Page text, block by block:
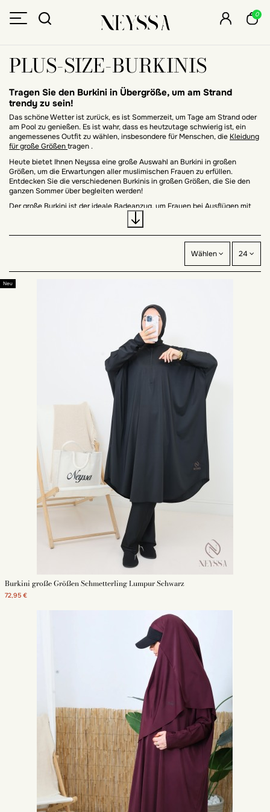
0
PLUS-SIZE-BURKINIS
Tragen Sie den Burkini in Übergröße, um am Strand
trendy zu sein!
Das schöne Wetter ist zurück, es ist Sommerzeit, um Tage am Strand oder
am Pool zu genießen. Es ist wahr, dass es heutzutage schwierig ist, ein
angemessenes Outfit zu wählen, insbesondere für Menschen, die Kleidung
für große Größentragen .
Heute bietet Ihnen Neyssa eine große Auswahl an Burkini in großen
Größen, um die Erwartungen aller muslimischen Frauen zu erfüllen.
Entdecken Sie die verschiedenen Burkinis in großen Größen, die Sie den
ganzen Sommer über begleiten werden!
Der große Burkini ist der ideale Badeanzug, um Frauen bei Ausflügen mit
Modellen, die sofort in unserem neyssa Store erhältlich sind - shop.com.
Gemusterte Modelle, um noch origineller zu sein und einen einzigen großen
haben die Wahl!
Wie wählt man seinen Burkini in großen Größen aus?
Strand in ihrer Kleidung wohl fühlen möchten. Während der
Schwangerschaft ist er der perfekte Badeanzug. Es handelt sich um einen
Burkini, der wie jeder Badeanzug zum Schwimmen, für Wassersport oder
einfach zum Flanieren am Wasser geeignet ist. Der Lycra-Stoff verleiht
ihm einen unvergleichlichen Komfort. Im Gegensatz zum Bikini gibt es den
Burkini in einer Einheitsgröße, die alle Größen von 36 bis 54 umfasst, also
von S bis XXL. Die Auswahl des Burkini in großen Größen erfolgt
hauptsächlich nach Farbpräferenzen. Dieser Badeanzug in muslimischen
großen Größen kann nach verschiedenen Kriterien getragen werden.
Der Burkini in großen Größen für die Schwangerschaft
Ideal für die Schwangerschaft wird der Burkini in großen Größen alle
schwangeren Frauen begeistern. Der Komfort und die Bewegungsfreiheit,
die er bietet, sind unvergleichlich. Für eine optimale Abdeckung wählen Sie
am besten
Modelle mit Schmetterlingsstil oder ausgestellten Stilen.
dem Verlassen des Wassers stehen Ihnen verschiedene Optionen zur
Verfügung. Sie können sich für einen Überwurf oder einen Wickelrock
entscheiden, um Ihre Formen zu bedecken.
Ein Burkini für Frauen, die große Kleidung tragen
Für Frauen, die große Kleidung tragen, ist es nicht immer einfach, einen
passenden muslimischen Badeanzug zu finden. Der Burkini in großen
Größen ist der perfekte Badeanzug für diese Frauen. Er ist bedeckend und
elegant, deckt die Rundungen ab und bietet dabei ein schickes und
zurückhaltendes Erscheinungsbild.
Ein Badeanzug für Frauen, die sich ein extra großes
Einige Frauen möchten sich am Strand in ihrer Kleidung wohlfühlen. Es ist
wichtig für sie, einen Badeanzug anbieten zu können, der ihren
Unsere Modelle des Burkini in großen Größen
Der Burkini in großen Größen besteht normalerweise aus 3 Teilen: einem
weiten Tunika mit Schmetterlingsärmeln, einer weiten Hose und einem
passenden Hijab, der zum Schwimmen geeignet ist. Dieser Badeanzug
bietet ein modisches und zurückhaltendes Erscheinungsbild. Er ist elegant
und ermöglicht es jeder muslimischen Frau, einen passenden Badeanzug
zu tragen. So kann jede muslimische Frau einen Badeanzug tragen, ohne
auf den Strand verzichten zu müssen.
Der Burkini in großen Größen in Schwarz
Für ein dezentes und elegantes Erscheinungsbild bieten wir den Burkini in
großen Größen in Schwarz an. Bestehend aus einem Hijab, einer weiten
Tunika und einer schwarzen Hose ist dieser XXL-Badeanzug ideal für
Frauen, die schlichte Kleidung bevorzugen. Entscheiden Sie sich für einen
schwarzen Burkini , aber nicht nur... Für eine weniger dunkle Farbe bieten
wir auch Burkini in großen Größen in Grau oder Marineblau an. Diese
Badeanzüge in großen Größen sind einfarbig für ein einfaches und
elegantes Erscheinungsbild.
Wählen 24
Neu
Burkini große Größen Schmetterling Lumpur Schwarz
72,95 €